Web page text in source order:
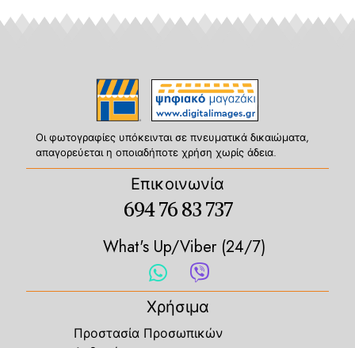
Οι φωτογραφίες υπόκεινται σε πνευματικά δικαιώματα,
απαγορεύεται η οποιαδήποτε χρήση χωρίς άδεια.
Επικοινωνία
694 76 83 737
What's Up/Viber (24/7)
Χρήσιμα
Προστασία Προσωπικών